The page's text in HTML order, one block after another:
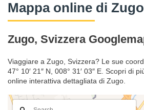
Mappa online di Zugo
Zugo, Svizzera
Viaggiare a Zugo, Svizzera? Le sue
47° 10′ 21″ N, 008° 31′ 03″ E. Scopri di
online interattiva dettagliata di Zugo.